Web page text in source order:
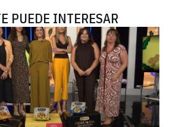
PUEDE INTERESAR